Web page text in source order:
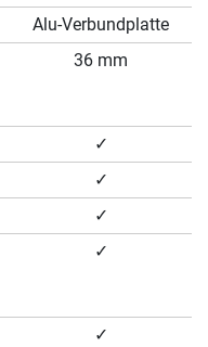
Alu-Verbundplatte
36 mm
✓
✓
✓
✓
✓